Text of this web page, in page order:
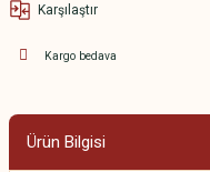
Karşılaştır
Kargo bedava
Ürün Bilgisi